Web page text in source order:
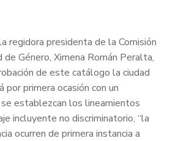
regidora presidenta de la Comisión
Género, Ximena Román Peralta,
de este catálogo la ciudad
por primera ocasión con un
establezcan los lineamientos
incluyente no discriminatorio, “la
ocurren de primera instancia a